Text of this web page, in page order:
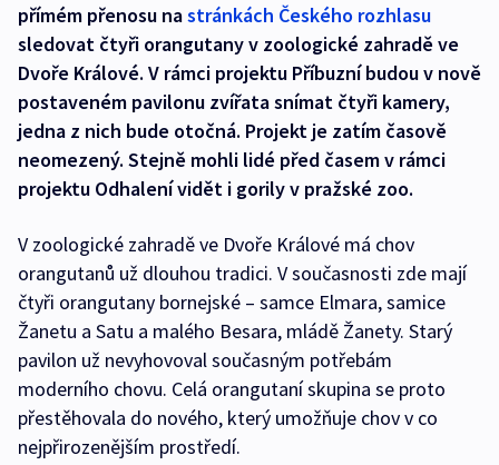
přímém přenosu nastránkách Českého rozhlasu
sledovat čtyři orangutany v zoologické zahradě ve
Dvoře Králové. V rámci projektu Příbuzní budou v nově
postaveném pavilonu zvířata snímat čtyři kamery,
jedna z nich bude otočná. Projekt je zatím časově
neomezený. Stejně mohli lidé před časem v rámci
projektu Odhalení vidět i gorily v pražské zoo.
V zoologické zahradě ve Dvoře Králové má chov
orangutanů už dlouhou tradici. V současnosti zde mají
čtyři orangutany bornejské – samce Elmara, samice
Žanetu a Satu a malého Besara, mládě Žanety. Starý
pavilon už nevyhovoval současným potřebám
moderního chovu. Celá orangutaní skupina se proto
přestěhovala do nového, který umožňuje chov v co
nejpřirozenějším prostředí.